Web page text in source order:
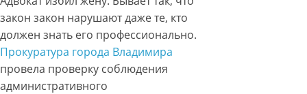
закон закон нарушают даже те, кто
должен знать его профессионально.
Прокуратура города Владимира
провела проверку соблюдения
административного